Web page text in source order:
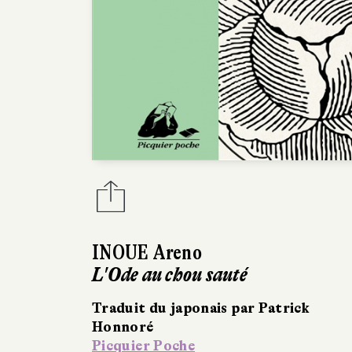
INOUE Areno
L'Ode au chou sauté
Traduit du japonais par Patrick
Honnoré
Picquier Poche